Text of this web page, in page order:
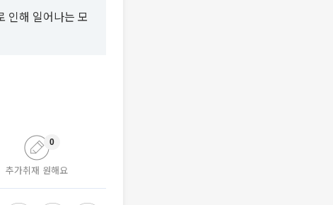
인해 일어나는 모
추가취재 원해요
0